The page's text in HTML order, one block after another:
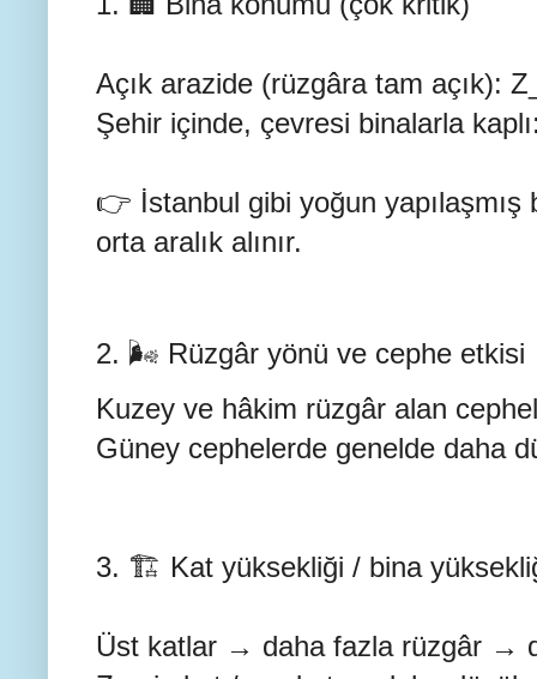
Açık arazide (rüzgâra tam açık):
Şehir içinde, çevresi binalarla
👉 İstanbul gibi yoğun
orta aralık alınır.
2. 🌬️ Rüzgâr yönü ve cephe etkisi
Kuzey ve hâkim rüzgâr alan
Güney cephelerde genelde daha
3. 🏗️ Kat yüksekliği / bina
Üst katlar → daha fazla rüzgâr →